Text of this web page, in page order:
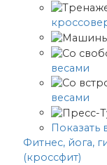
весами
весами
Показать
Фитнес, йога,
(кроссфит)